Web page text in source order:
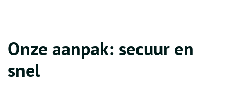
Onze aanpak: secuur en
snel